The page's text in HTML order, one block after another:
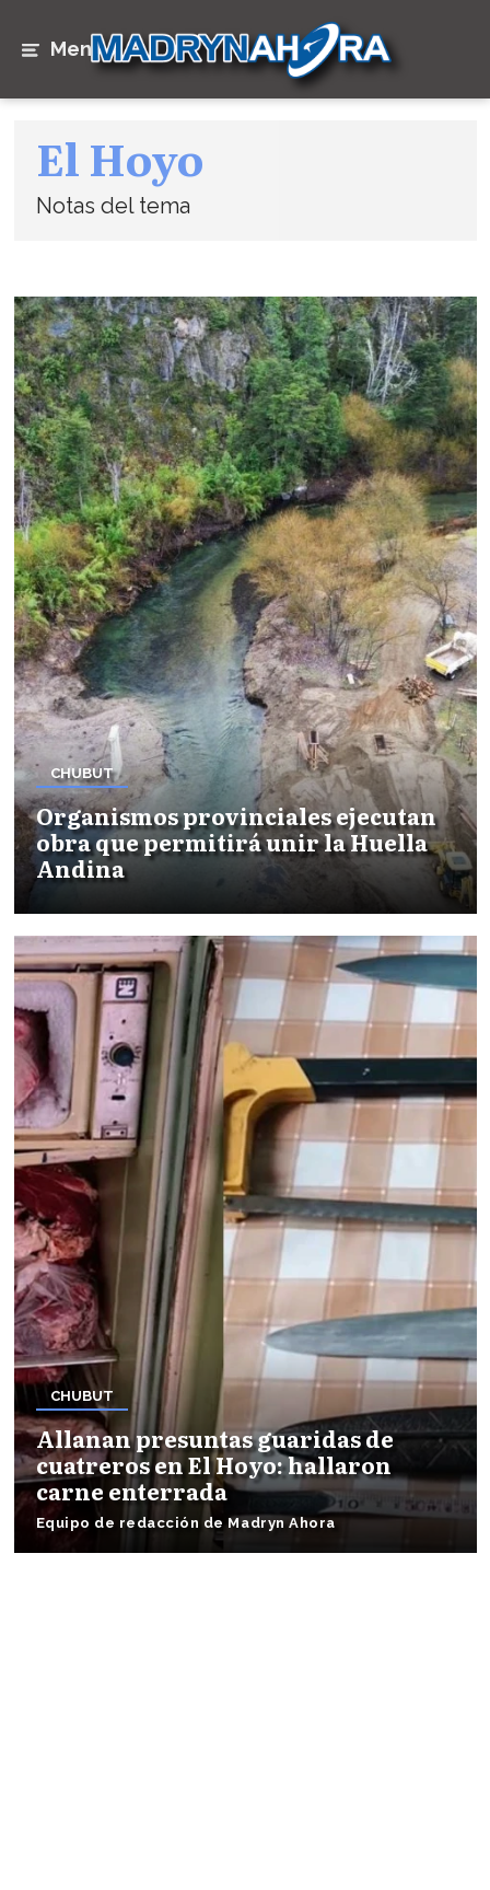
Menú
El Hoyo
Notas del tema
CHUBUT
Organismos provinciales ejecutan
obra que permitirá unir la Huella
Andina
CHUBUT
Allanan presuntas guaridas de
cuatreros en El Hoyo: hallaron
carne enterrada
Equipo de redacción de Madryn Ahora